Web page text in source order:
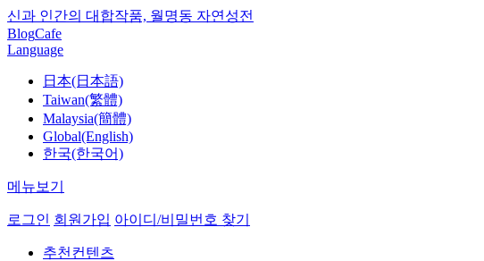
신과 인간의 대합작품, 월명동 자연성전
BlogCafe
Language
日本(日本語)
Taiwan(繁體)
Malaysia(簡體)
Global(English)
한국(한국어)
메뉴보기
로그인 회원가입 아이디/비밀번호 찾기
추천컨텐츠